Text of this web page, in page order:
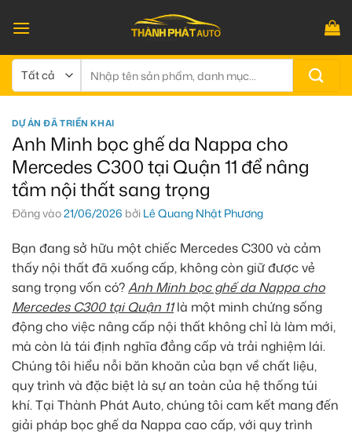
qua
dung
kiếm:
DỰ ÁN ĐÃ TRIỂN KHAI
Anh Minh bọc ghế da Nappa cho
Mercedes C300 tại Quận 11 để nâng
tầm nội thất sang trọng
Đăng vào21/06/2026 bởi Lê Quang Nhật Phương
Bạn đang sở hữu một chiếc Mercedes C300 và cảm
thấy nội thất đã xuống cấp, không còn giữ được vẻ
sang trọng vốn có?Anh Minh bọc ghế da Nappa cho
Mercedes C300 tại Quận 11là một minh chứng sống
động cho việc nâng cấp nội thất không chỉ là làm mới,
mà còn là tái định nghĩa đẳng cấp và trải nghiệm lái.
Chúng tôi hiểu nỗi băn khoăn của bạn về chất liệu,
quy trình và đặc biệt là sự an toàn của hệ thống túi
khí. Tại Thành Phát Auto, chúng tôi cam kết mang đến
giải pháp bọc ghế da Nappa cao cấp, với quy trình